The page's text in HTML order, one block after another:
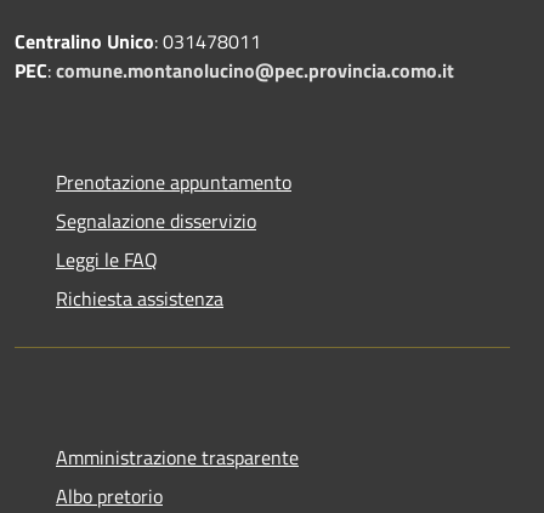
Centralino Unico: 031478011
PEC:comune.montanolucino@pec.provincia.como.it
Prenotazione appuntamento
Segnalazione disservizio
Leggi le FAQ
Richiesta assistenza
Amministrazione trasparente
Albo pretorio